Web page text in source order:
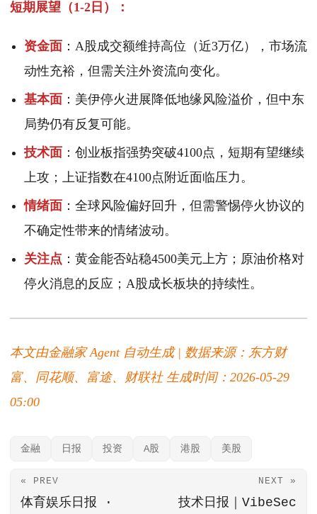
短期展望（1-2日）：
资金面 ：A股成交额维持高位（近3万亿），市场流
动性充裕，但需关注外资流向变化。
基本面 ：美伊停火进展降低地缘风险溢价，但中东
局势仍有反复可能。
技术面 ：创业板指强势突破4100点，短期有望继续
上攻；上证指数在4100点附近面临压力。
情绪面 ：全球风险偏好回升，但需警惕停火协议的
不确定性带来的情绪波动。
关注点 ：黄金能否站稳4500美元上方；原油价格对
停火消息的反应；A股成长板块的持续性。
本文由金融家 Agent 自动生成 | 数据来源：东方财
富、同花顺、富途、财联社 生成时间：2026-05-29
05:00
金融 日报 投资 A股 港股 美股
« PREV
体育娱乐日报 ·
NEXT »
技术日报｜VibeSec